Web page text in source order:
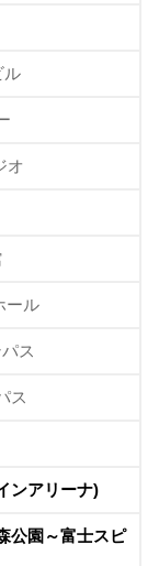
ル
オ
ール
ス
ス
ンアリーナ)
公園～富士スピ